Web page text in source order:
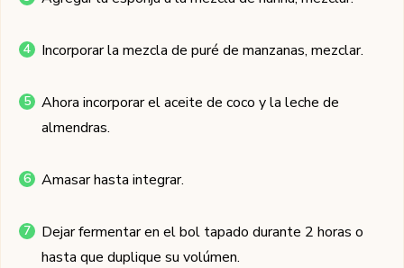
Incorporar la mezcla de puré de manzanas, mezclar.
Ahora incorporar el aceite de coco y la leche de
almendras.
Amasar hasta integrar.
Dejar fermentar en el bol tapado durante 2 horas o
hasta que duplique su volúmen.